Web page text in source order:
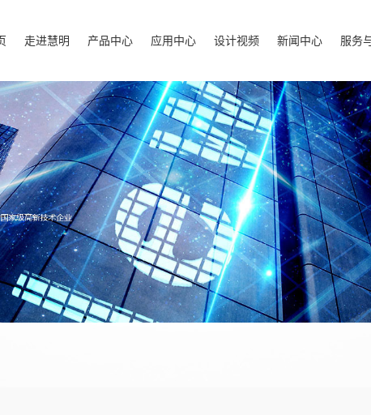
走进慧明 产品中心 应用中心 设计视频 新闻中心 服务